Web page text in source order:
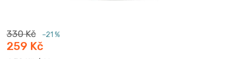
330 Kč –21 %
259 Kč